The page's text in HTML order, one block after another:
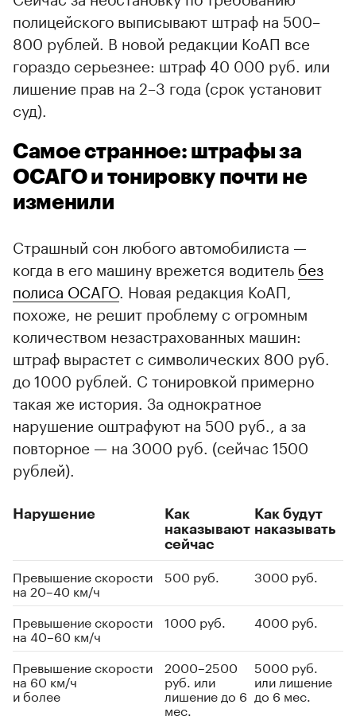
полицейского выписывают штраф на 500–
800 рублей. В новой редакции КоАП все
гораздо серьезнее: штраф 40 000 руб. или
лишение прав на 2–3 года (срок установит
суд).
Самое странное: штрафы за
ОСАГО и тонировку почти не
изменили
Страшный сон любого автомобилиста —
когда в его машину врежется водитель без
полиса ОСАГО. Новая редакция КоАП,
похоже, не решит проблему с огромным
количеством незастрахованных машин:
штраф вырастет с символических 800 руб.
до 1000 рублей. С тонировкой примерно
такая же история. За однократное
нарушение оштрафуют на 500 руб., а за
повторное — на 3000 руб. (сейчас 1500
рублей).
Нарушение
Как
наказывают
сейчас
Как будут
наказывать
Превышение скорости
на 20–40 км/ч
500 руб. 3000 руб.
Превышение скорости
на 40–60 км/ч
1000 руб. 4000 руб.
Превышение скорости
на 60 км/ч
и более
2000–2500
руб. или
лишение до 6
мес.
5000 руб.
или лишение
до 6 мес.